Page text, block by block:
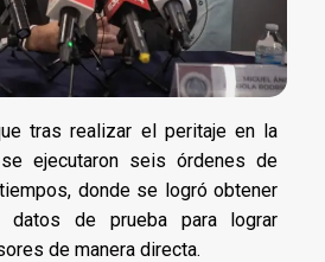
tras realizar el peritaje en la
ejecutaron seis órdenes de
donde se logró obtener
de prueba para lograr
de manera directa.